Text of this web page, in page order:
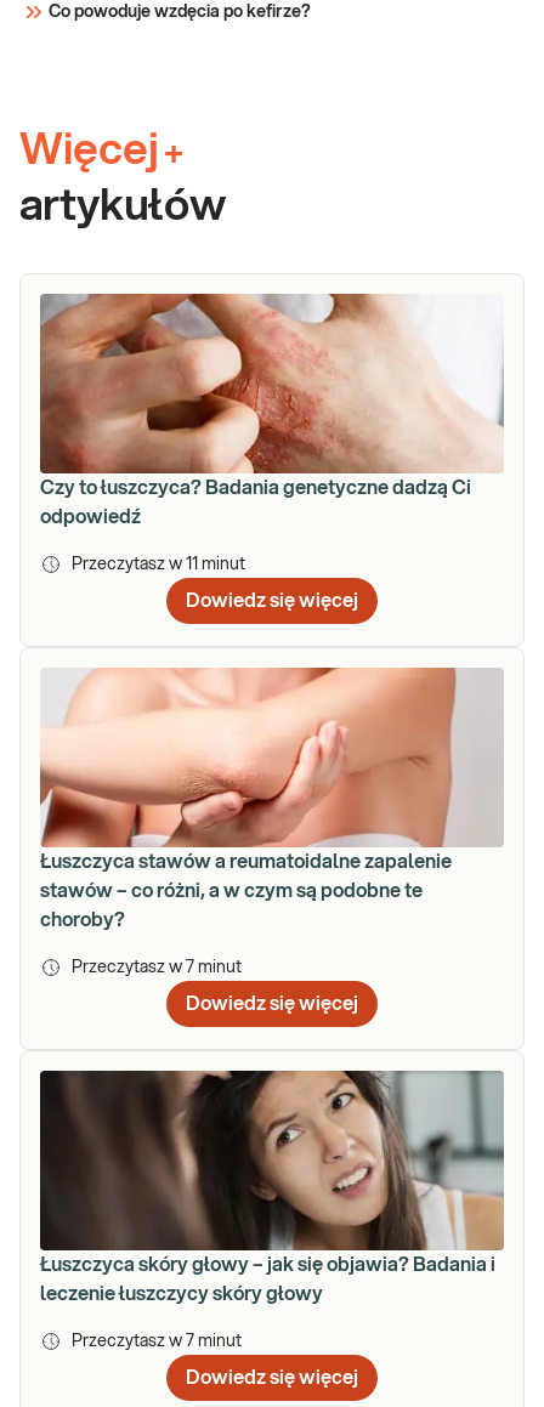
Co powoduje wzdęcia po kefirze?
Więcej +
artykułów
Czy to łuszczyca? Badania genetyczne dadzą Ci
odpowiedź
Przeczytasz w 11 minut
Dowiedz się więcej
Łuszczyca stawów a reumatoidalne zapalenie
stawów – co różni, a w czym są podobne te
choroby?
Przeczytasz w 7 minut
Dowiedz się więcej
Łuszczyca skóry głowy – jak się objawia? Badania i
leczenie łuszczycy skóry głowy
Przeczytasz w 7 minut
Dowiedz się więcej